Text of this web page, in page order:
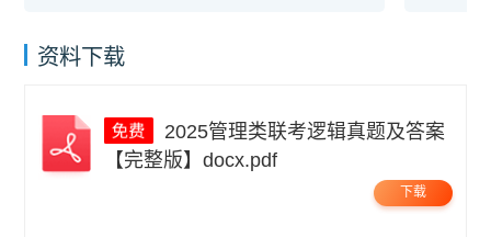
资料下载
【完整版】docx.pdf
下载